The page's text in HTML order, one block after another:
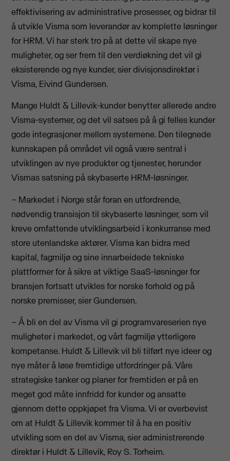
effektivisering av administrative prosesser, og bidrar til
å utvikle Visma som leverandør av komplette løsninger
for HRM. Vi har sterk tro på at dette vil skape nye
muligheter, og ser frem til den verdiøkning det vil gi
eksisterende og nye kunder, sier divisjonsdirektør i
Visma, Eivind Gundersen.
Mange Huldt & Lillevik-kunder benytter allerede andre
Visma-systemer, og det vil satses på å gi felles kunder
gode integrasjoner mellom systemene. Den tilegnede
kunnskapen på området vil også være sentral i
utviklingen av nye produkter og tjenester, herunder
Vismas satsning på skybaserte HRM-løsninger.
– Markedet i Norge står foran en utfordrende,
nødvendig transisjon til skybaserte løsninger, som vil
kreve omfattende utviklingsarbeid i konkurranse med
store utenlandske aktører. Visma kan bidra med
kapital, fagmiljø og sine innarbeidede tekniske
plattformer for å sikre at viktige SaaS-løsninger for
bransjen fortsatt utvikles for norske forhold og på
norske premisser, sier Gundersen.
– Å bli en del av Visma vil gi programvareserien nye
muligheter i markedet, og vårt fagmiljø ytterligere
kompetanse. Huldt & Lillevik vil bli tilført nye ideer og
nye måter å løse fremtidige utfordringer på. Våre
strategiske tanker og planer for fremtiden er på en
meget god måte innfridd for kunder og ansatte
gjennom dette oppkjøpet fra Visma. Vi er overbevist
om at Huldt & Lillevik kommer til å ha en positiv
utvikling som en del av Visma, sier administrerende
direktør i Huldt & Lillevik, Roy S. Torheim.